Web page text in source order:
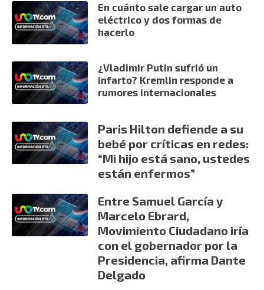
En cuánto sale cargar un auto
eléctrico y dos formas de
hacerlo
¿Vladimir Putin sufrió un
infarto? Kremlin responde a
rumores internacionales
Paris Hilton defiende a su
bebé por críticas en redes:
“Mi hijo está sano, ustedes
están enfermos”
Entre Samuel García y
Marcelo Ebrard,
Movimiento Ciudadano iría
con el gobernador por la
Presidencia, afirma Dante
Delgado